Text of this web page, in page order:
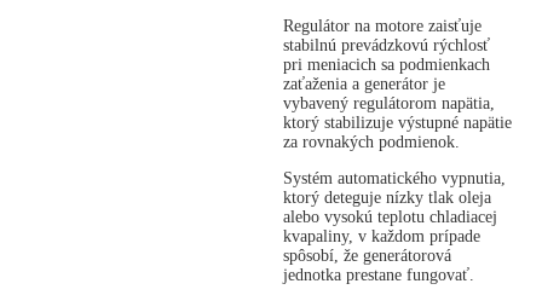
Regulátor na motore zaisťuje
stabilnú prevádzkovú rýchlosť
pri meniacich sa podmienkach
zaťaženia a generátor je
vybavený regulátorom napätia,
ktorý stabilizuje výstupné napätie
za rovnakých podmienok.
Systém automatického vypnutia,
ktorý deteguje nízky tlak oleja
alebo vysokú teplotu chladiacej
kvapaliny, v každom prípade
spôsobí, že generátorová
jednotka prestane fungovať.